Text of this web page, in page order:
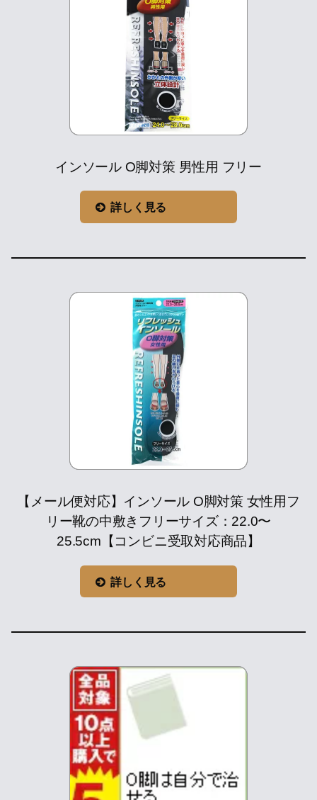
インソール O脚対策 男性用 フリー
詳しく見る
【メール便対応】インソール O脚対策 女性用フ
リー靴の中敷きフリーサイズ：22.0〜
25.5cm【コンビニ受取対応商品】
詳しく見る